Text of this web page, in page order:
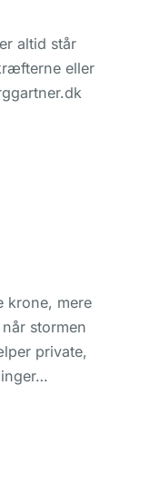
altid står
eller
krone, mere
stormen
private,